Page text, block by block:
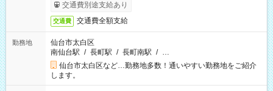
交通費別途支給あり
交通費 交通費全額支給
勤務地
仙台市太白区
南仙台駅 / 長町駅 / 長町南駅 / …
仙台市太白区など…勤務地多数！通いやすい勤務地をご紹介
します。